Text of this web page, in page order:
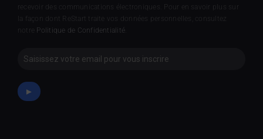
recevoir des communications électroniques. Pour en savoir plus sur
la façon dont ReStart traite vos données personnelles, consultez
notre
Politique de Confidentialité
Newsletter
►